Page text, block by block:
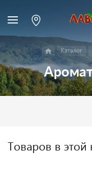
Каталог
Товаров в этой